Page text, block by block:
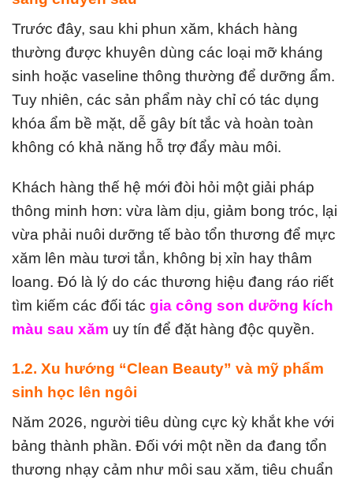
Trước đây, sau khi phun xăm, khách hàng
thường được khuyên dùng các loại mỡ kháng
sinh hoặc vaseline thông thường để dưỡng ẩm.
Tuy nhiên, các sản phẩm này chỉ có tác dụng
khóa ẩm bề mặt, dễ gây bít tắc và hoàn toàn
không có khả năng hỗ trợ đẩy màu môi.
Khách hàng thế hệ mới đòi hỏi một giải pháp
thông minh hơn: vừa làm dịu, giảm bong tróc, lại
vừa phải nuôi dưỡng tế bào tổn thương để mực
xăm lên màu tươi tắn, không bị xỉn hay thâm
loang. Đó là lý do các thương hiệu đang ráo riết
tìm kiếm các đối tác gia công son dưỡng kích
màu sau xăm uy tín để đặt hàng độc quyền.
1.2. Xu hướng “Clean Beauty” và mỹ phẩm
sinh học lên ngôi
Năm 2026, người tiêu dùng cực kỳ khắt khe với
bảng thành phần. Đối với một nền da đang tổn
thương nhạy cảm như môi sau xăm, tiêu chuẩn